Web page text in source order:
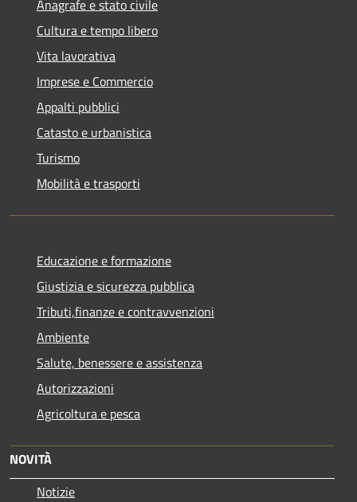
Anagrafe e stato civile
Cultura e tempo libero
Vita lavorativa
Imprese e Commercio
Appalti pubblici
Catasto e urbanistica
Turismo
Mobilità e trasporti
Educazione e formazione
Giustizia e sicurezza pubblica
Tributi,finanze e contravvenzioni
Ambiente
Salute, benessere e assistenza
Autorizzazioni
Agricoltura e pesca
NOVITÀ
Notizie